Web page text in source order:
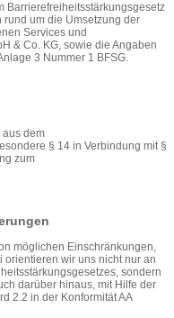
Barrierefreiheitsstärkungsgesetz
rund um die Umsetzung der
Services und
& Co. KG, sowie die Angaben
3 Nummer 1 BFSG.
aus dem
§ 14 in Verbindung mit §
zum
möglichen Einschränkungen,
wir uns nicht nur an
sondern
darüber hinaus, mit Hilfe der
2.2 in der Konformität AA